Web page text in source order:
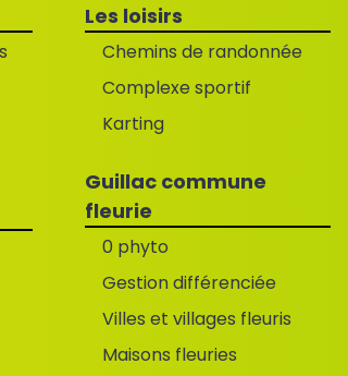
Les loisirs
Chemins de randonnée
Complexe sportif
Karting
Guillac commune
fleurie
0 phyto
Gestion différenciée
Villes et villages fleuris
Maisons fleuries